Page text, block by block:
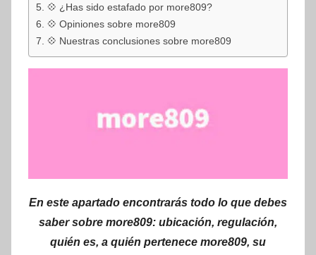
💠 ¿Has sido estafado por more809?
💠 Opiniones sobre more809
💠 Nuestras conclusiones sobre more809
En este apartado encontrarás todo lo que debes
saber sobre more809: ubicación, regulación,
quién es, a quién pertenece more809, su